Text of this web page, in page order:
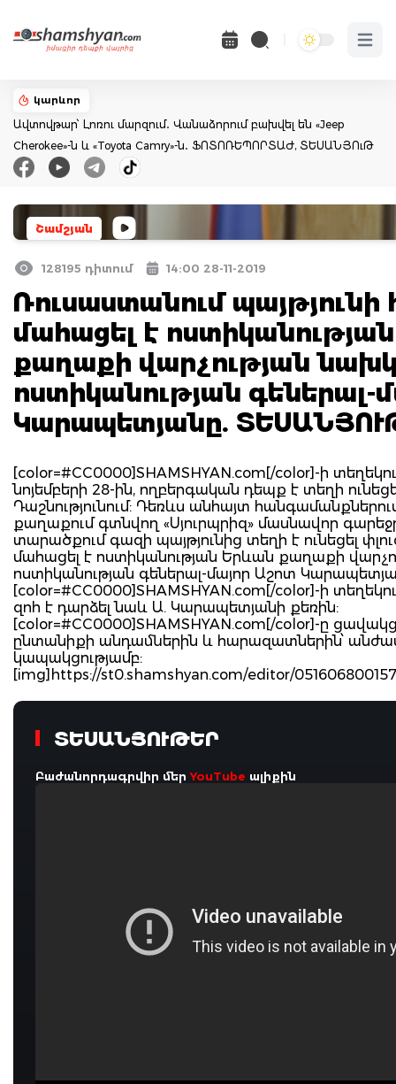
Open
կարևոր
Ավտովթար՝ Լոռու մարզում․ Վանաձորում բախվել են «Jeep
Cherokee»-ն և «Toyota Camry»-ն․ ՖՈՏՈՌԵՊՈՐՏԱԺ, ՏԵՍԱՆՅՈւԹ
Շամշյան
128195 դիտում 14:00 28-11-2019
Ռուսաստանում
մահացել է
քաղաքի վարչության
ոստիկանության գեներալ-
Կարապետյանը.
[color=#CC0000]SHAMSHYAN.com[/color]-ի
նոյեմբերի 28-ին, ողբերգական դեպք է տեղի
Դաշնությունում: Դեռևս անհայտ
քաղաքում գտնվող «Սյուրպրիզ» մասնավոր
տարածքում գազի պայթյունից տեղի է ունեցել
մահացել է ոստիկանության Երևան քաղաքի
ոստիկանության գեներալ-մայոր Աշոտ
[color=#CC0000]SHAMSHYAN.com[/color]-ի
զոհ է դարձել նաև Ա. Կարապետյանի քեռին:
[color=#CC0000]SHAMSHYAN.com[/color]-ը
ընտանիքի անդամներին և հարազատներին՝
կապակցությամբ:
[img]https://st0.shamshyan.com/editor/
ՏԵՍԱՆՅՈՒԹԵՐ
Բաժանորդագրվիր մերYouTube ալիքին